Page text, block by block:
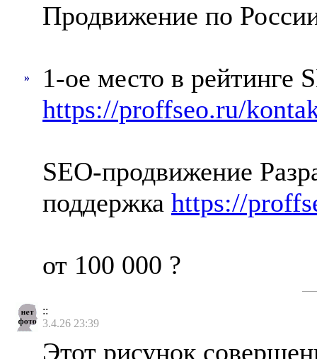
»
Продвижение по
1-ое место в рейтинге
https://proffseo.ru/
SEO-продвижение
поддержка https://
от 100 000 ?
::
3.4.26 23:39
Этот рисунок